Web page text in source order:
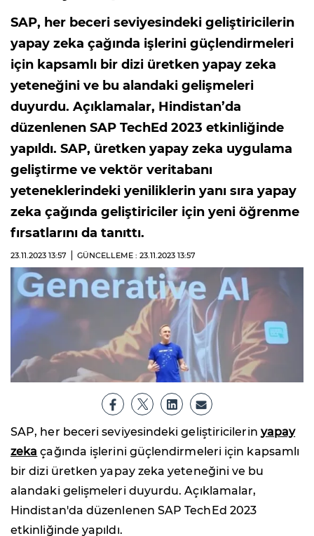
SAP, her beceri seviyesindeki geliştiricilerin
yapay zeka çağında işlerini güçlendirmeleri
için kapsamlı bir dizi üretken yapay zeka
yeteneğini ve bu alandaki gelişmeleri
duyurdu. Açıklamalar, Hindistan’da
düzenlenen SAP TechEd 2023 etkinliğinde
yapıldı. SAP, üretken yapay zeka uygulama
geliştirme ve vektör veritabanı
yeteneklerindeki yeniliklerin yanı sıra yapay
zeka çağında geliştiriciler için yeni öğrenme
fırsatlarını da tanıttı.
23.11.2023 13:57 GÜNCELLEME : 23.11.2023 13:57
SAP, her beceri seviyesindeki geliştiricilerin yapay
zeka çağında işlerini güçlendirmeleri için kapsamlı
bir dizi üretken yapay zeka yeteneğini ve bu
alandaki gelişmeleri duyurdu. Açıklamalar,
Hindistan'da düzenlenen SAP TechEd 2023
etkinliğinde yapıldı.